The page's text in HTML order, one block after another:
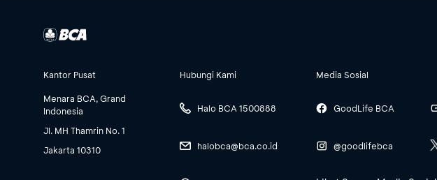
Kantor Pusat
Menara BCA, Grand
Indonesia
Jl. MH Thamrin No. 1
Jakarta 10310
Hubungi Kami
Halo BCA 1500888
halobca@bca.co.id
Media Sosial
GoodLife BCA
@goodlifebca